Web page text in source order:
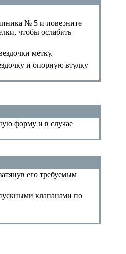
№ 5 и поверните
чтобы ослабить
метку.
и опорную втулку
форму и в случае
его требуемым
клапанами по